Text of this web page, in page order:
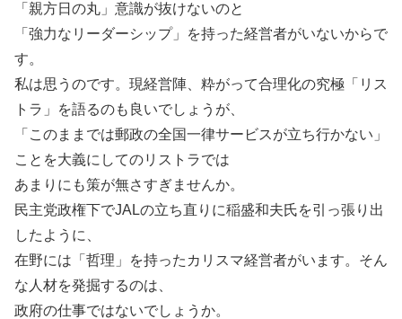
「親方日の丸」意識が抜けないのと
「強力なリーダーシップ」を持った経営者がいないからで
す。
私は思うのです。現経営陣、粋がって合理化の究極「リス
トラ」を語るのも良いでしょうが、
「このままでは郵政の全国一律サービスが立ち行かない」
ことを大義にしてのリストラでは
あまりにも策が無さすぎませんか。
民主党政権下でJALの立ち直りに稲盛和夫氏を引っ張り出
したように、
在野には「哲理」を持ったカリスマ経営者がいます。そん
な人材を発掘するのは、
政府の仕事ではないでしょうか。